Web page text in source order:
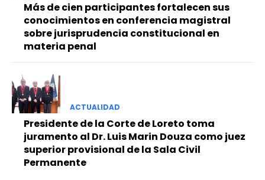
Más de cien participantes fortalecen sus
conocimientos en conferencia magistral
sobre jurisprudencia constitucional en
materia penal
ACTUALIDAD
Presidente de la Corte de Loreto toma
juramento al Dr. Luis Marin Douza como juez
superior provisional de la Sala Civil
Permanente